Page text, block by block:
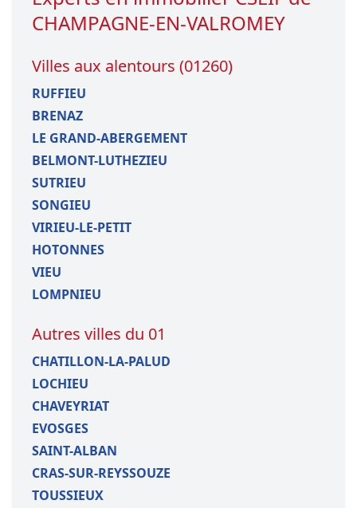
CHAMPAGNE-EN-VALROMEY
Villes aux alentours (01260)
RUFFIEU
BRENAZ
LE GRAND-ABERGEMENT
BELMONT-LUTHEZIEU
SUTRIEU
SONGIEU
VIRIEU-LE-PETIT
HOTONNES
VIEU
LOMPNIEU
Autres villes du 01
CHATILLON-LA-PALUD
LOCHIEU
CHAVEYRIAT
EVOSGES
SAINT-ALBAN
CRAS-SUR-REYSSOUZE
TOUSSIEUX